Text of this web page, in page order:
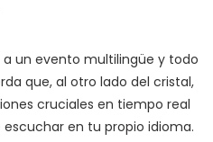
a un evento multilingüe y todo
que, al otro lado del cristal,
cruciales en tiempo real
en tu propio idioma.